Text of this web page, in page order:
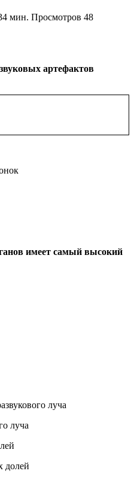
мин. Просмотров 48
артефактов
имеет самый высокий
луча
луча
долей